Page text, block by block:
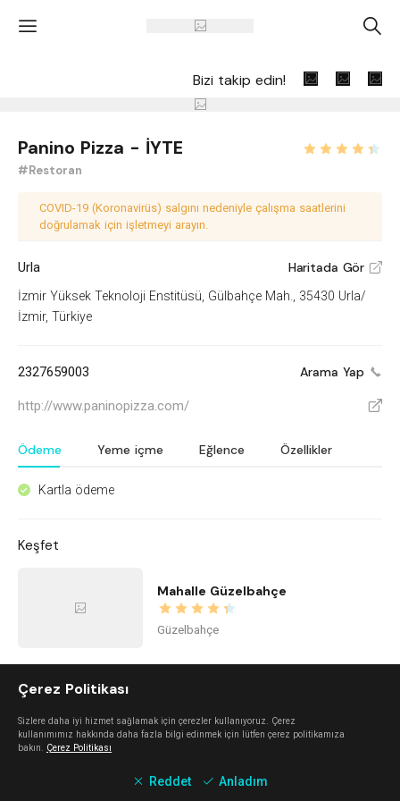
' A
Bizi takip edin!
Panino Pizza - İYTE
#Restoran
COVID-19 (Koronavirüs) salgını nedeniyle çalışma saatlerini
doğrulamak için işletmeyi arayın.
Urla Haritada Gör V
İzmir Yüksek Teknoloji Enstitüsü, Gülbahçe Mah., 35430 Urla/
İzmir, Türkiye
2327659003 Arama Yap
http://www.paninopizza.com/ V
Ödeme Yeme içme Eğlence Özellikler
^ Kartla ödeme
Keşfet
Mahalle Güzelbahçe
Güzelbahçe
Balçova
imi ayayorgi
Çerez Politikası
Sizlere daha iyi hizmet sağlamak için çerezler kullanıyoruz. Çerez
kullanımımız hakkında daha fazla bilgi edinmek için lütfen çerez politikamıza
bakın. Çerez Politikası
Reddet Anladım